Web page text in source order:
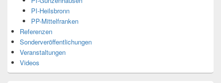
PI-Heilsbronn
PP-Mittelfranken
Referenzen
Sonderveröffentlichungen
Veranstaltungen
Videos